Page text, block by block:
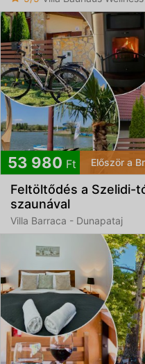
53 980 Ft Először a
Feltöltődés a Szelidi-
szaunával
Villa Barraca - Dunapataj